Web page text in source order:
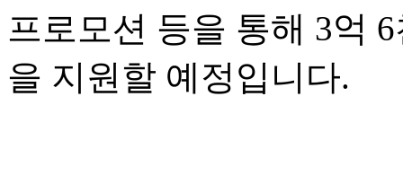
프로모션 등을 통해 3억
을 지원할 예정입니다.